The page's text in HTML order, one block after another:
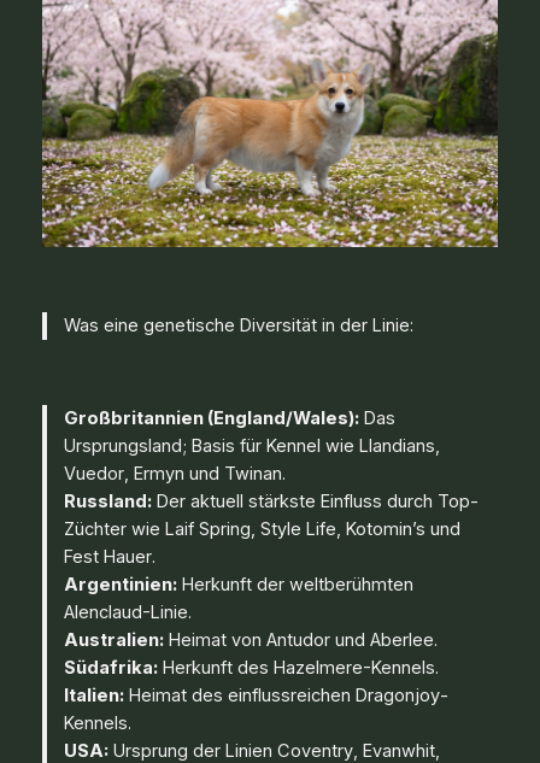
Was eine genetische Diversität in der Linie:
Großbritannien (England/Wales): Das
Ursprungsland; Basis für Kennel wieLlandians
Vuedor ,Ermyn und Twinan.
Russland: Der aktuell stärkste Einfluss durch Top-
Züchter wieLaif Spring ,Style Life ,Kotomin’s und
Fest Hauer.
Argentinien: Herkunft der weltberühmten
Alenclaud-Linie.
Australien: Heimat vonAntudor undAberlee.
Südafrika: Herkunft desHazelmere-Kennels.
Italien: Heimat des einflussreichenDragonjoy-
Kennels.
USA: Ursprung der LinienCoventry ,Evanwhit